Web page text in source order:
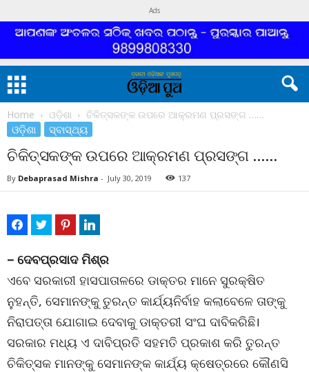
Ads
Home ଓଡ଼ିଶା ଚିକିତ୍ସକଙ୍କ ଉପରେ ଆକ୍ରମଣ ପ୍ରସଙ୍ଗ ……
ଓଡ଼ିଶା ସ୍ବାସ୍ଥ୍ୟ
ଚିକିତ୍ସକଙ୍କ ଉପରେ ଆକ୍ରମଣ ପ୍ରସଙ୍ଗ ……
By Debaprasad Mishra - July 30, 2019 137
– ଦେବପ୍ରସାଦ ମିଶ୍ର
ଏବେ ସରକାରୀ ହାସପାତାଳରେ ଡାକ୍ତର ମାନେ ସୁରକ୍ଷିତ
ନୁହନ୍ତି, ସେମାନଙ୍କୁ ତୁରନ୍ତ କାର୍ଯ୍ୟନିର୍ବାହ କଲାବେଳେ ତାଙ୍କୁ
ନିରାପତ୍ତା ଯୋଗାଇ ଦେବାକୁ ଡାକ୍ତରୀ ସଂଘ ଦାବିକରିଛି।
ସରକାର ମଧ୍ୟ ଏ ଦାବିପ୍ରତି ସହମତି ପ୍ରକାଶ କରି ତୁରନ୍ତ
ଚିକିତ୍ସକ ମାନଙ୍କୁ ସେମାନଙ୍କ କାର୍ଯ୍ୟ କ୍ଷେତ୍ରରେ କୌଣସି